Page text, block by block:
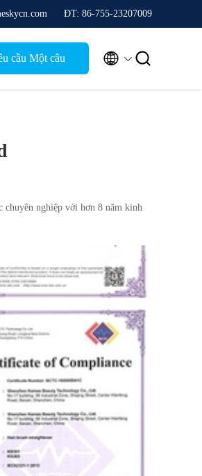
ĐT: 86-755-23207009
cầu Một câu  
chuyên nghiệp với hơn 8 năm kinh